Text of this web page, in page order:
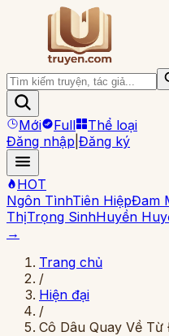
Mới Full
Thể loại
Đăng nhập Đăng ký
HOT
Ngôn TìnhTiên HiệpĐam
ThịTrọng SinhHuyền
→
Trang chủ
/
Hiện đại
/
Cô Dâu Quay Về Từ